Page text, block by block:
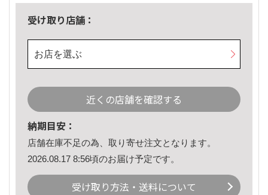
受け取り店舗：
お店を選ぶ
近くの店舗を確認する
納期目安：
店舗在庫不足の為、取り寄せ注文となります。
2026.08.17 8:56頃のお届け予定です。
受け取り方法・送料について